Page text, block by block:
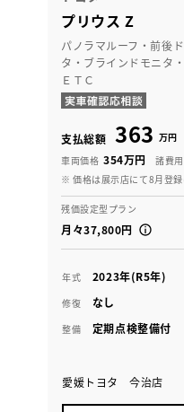
プリウス Z
パノラマルーフ・前後
タ・ブラインドモニタ
ＥＴＣ
支払総額 363 万円
車両価格 354万円 諸費用
※ 価格は展示店にて8月登
残価設定型プラン
月々37,800円
年式 2023年(R5年)
修復 なし
整備 定期点検整備付
愛媛トヨタ 今治店